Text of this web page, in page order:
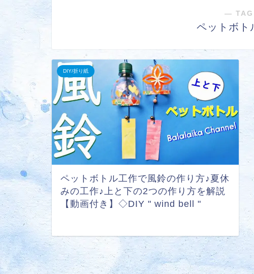
―
ペットボト
DIY/折り紙
ペットボトル工作で風鈴の作り方♪夏休
みの工作♪上と下の2つの作り方を解説
【動画付き】◇DIY " wind bell "